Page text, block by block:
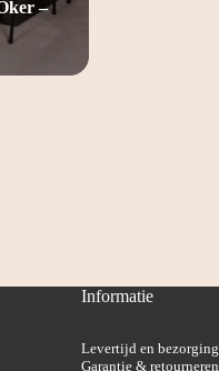
–
Informatie
Levertijd en bezorging
Garantie & retourneren